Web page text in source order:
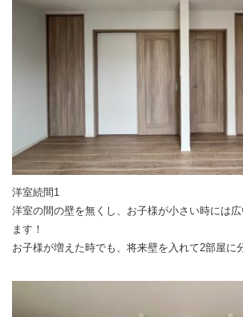
洋室続間1
洋室の間の壁を無くし、お子様が小さい時には
ます！
お子様が増えた時でも、将来壁を入れて2部屋に